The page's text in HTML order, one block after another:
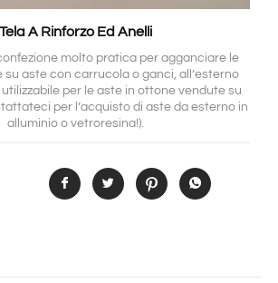
Tela A Rinforzo Ed Anelli
molto pratica per agganciare le
su aste con carrucola o ganci, all’esterno
per le aste in ottone vendute su
per l’acquisto di aste da esterno in
alluminio o vetroresina!).